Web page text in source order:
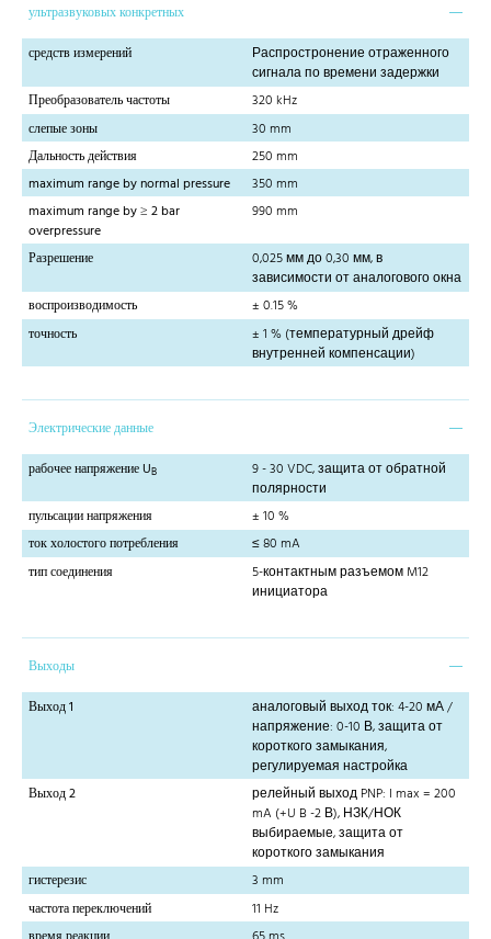
ультразвуковых конкретных
средств измерений
Распростронение отраженного
сигнала по времени задержки
Преобразователь частоты
320 kHz
слепые зоны
30 mm
Дальность действия
250 mm
maximum range by normal pressure
350 mm
maximum range by ≥ 2 bar
overpressure
990 mm
Разрешение
0,025 мм до 0,30 мм, в
зависимости от аналогового окна
воспроизводимость
± 0.15 %
точность
± 1 % (температурный дрейф
внутренней компенсации)
Электрические данные
рабочее напряжение UB
9 - 30 VDC, защита от обратной
полярности
пульсации напряжения
± 10 %
ток холостого потребления
≤ 80 mA
тип соединения
5-контактным разъемом M12
инициатора
Выходы
Выход 1
аналоговый выход ток: 4-20 мА /
напряжение: 0-10 В, защита от
короткого замыкания,
регулируемая настройка
Выход 2
релейный выход PNP: I max = 200
mA (+U B -2 В), НЗК/НОК
выбираемые, защита от
короткого замыкания
гистерезис
3 mm
частота переключений
11 Hz